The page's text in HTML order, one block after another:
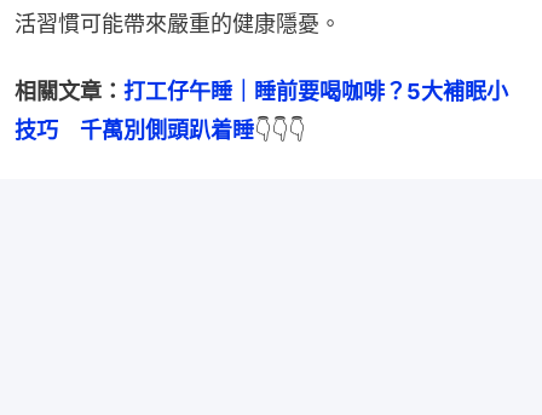
活習慣可能帶來嚴重的健康隱憂。
相關文章： 打工仔午睡｜睡前要喝咖啡？5大補眠小
技巧　千萬別側頭趴着睡👇👇👇